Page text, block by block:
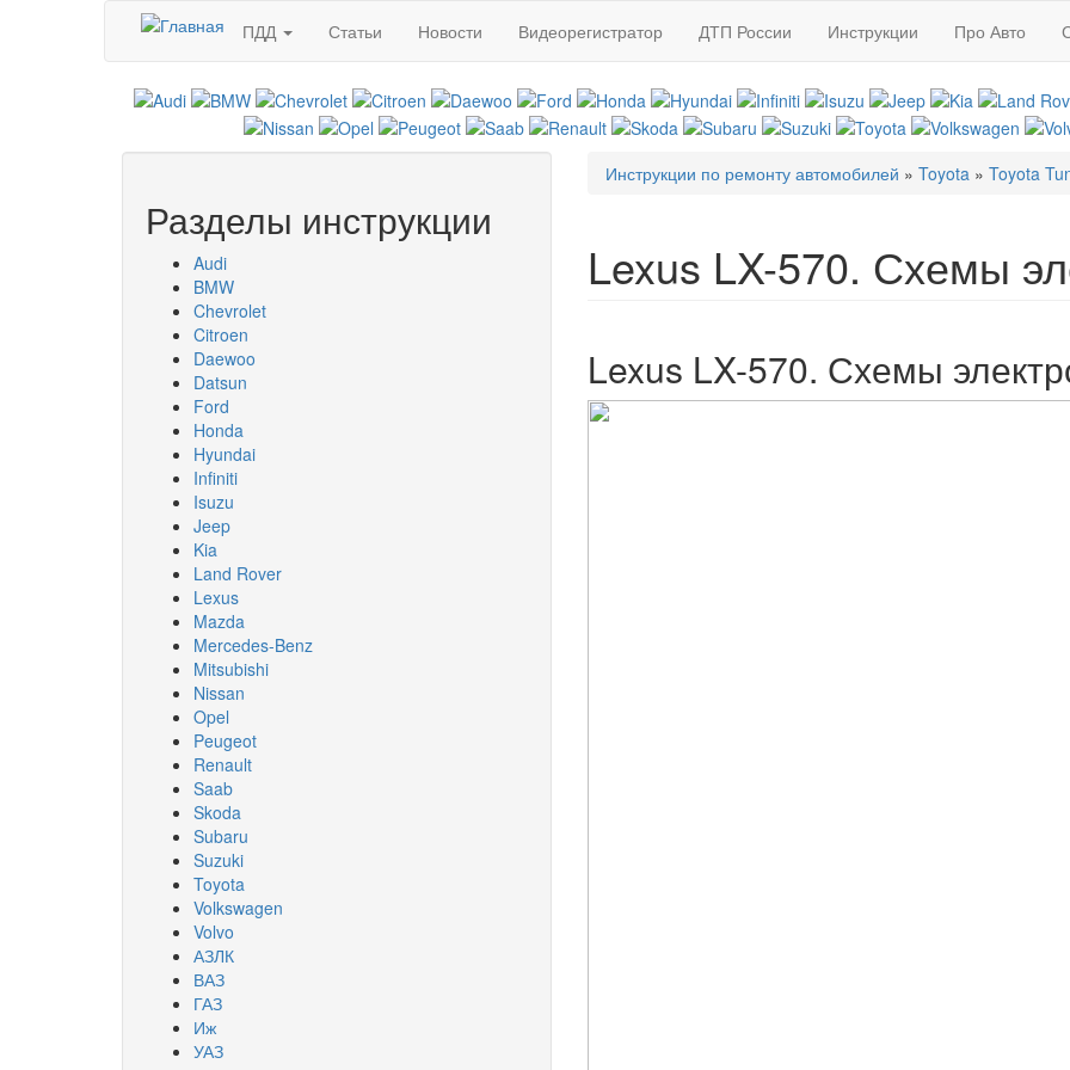
Перейти к основному содержанию
ПДД
Статьи Новости Видеорегистратор ДТП России Инструкции Про Авто
Разделы инструкции
Audi
BMW
Chevrolet
Citroen
Daewoo
Datsun
Ford
Honda
Hyundai
Infiniti
Isuzu
Jeep
Kia
Land Rover
Lexus
Mazda
Mercedes-Benz
Mitsubishi
Nissan
Opel
Peugeot
Renault
Saab
Skoda
Subaru
Suzuki
Toyota
Volkswagen
Volvo
АЗЛК
ВАЗ
ГАЗ
Иж
УАЗ
Вы здесь
Инструкции по ремонту автомобилей » Toyota » Toyota
Lexus LX-570. Схемы
Lexus LX-570. Схемы